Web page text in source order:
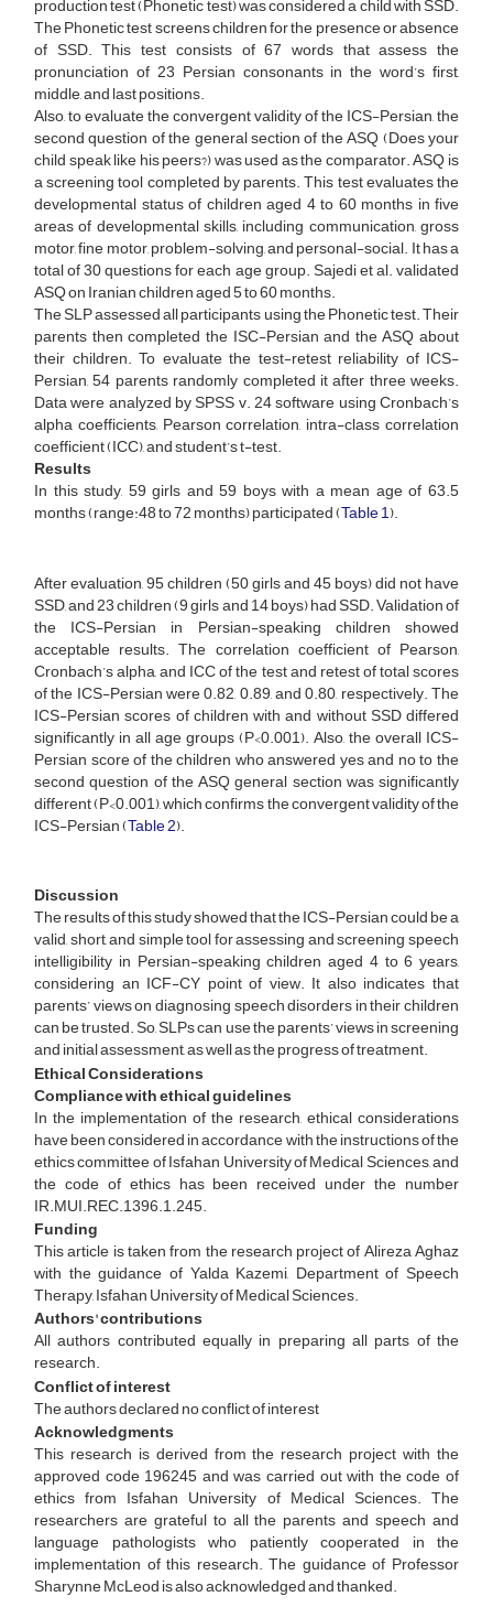
production test (Phonetic test) was considered a child with SSD.
The Phonetic test screens children for the presence or absence
of SSD. This test consists of 67 words that assess the
pronunciation of 23 Persian consonants in the word’s first,
middle, and last positions.
Also, to evaluate the convergent validity of the ICS-Persian, the
second question of the general section of the ASQ (Does your
child speak like his peers?) was used as the comparator. ASQ is
a screening tool completed by parents. This test evaluates the
developmental status of children aged 4 to 60 months in five
areas of developmental skills, including communication, gross
motor, fine motor, problem-solving, and personal-social. It has a
total of 30 questions for each age group. Sajedi et al. validated
ASQ on Iranian children aged 5 to 60 months.
The SLP assessed all participants using the Phonetic test. Their
parents then completed the ISC-Persian and the ASQ about
their children. To evaluate the test-retest reliability of ICS-
Persian, 54 parents randomly completed it after three weeks.
Data were analyzed by SPSS v. 24 software using Cronbach’s
alpha coefficients, Pearson correlation, intra-class correlation
coefficient (ICC), and student’s t-test.
Results
In this study, 59 girls and 59 boys with a mean age of 63.5
months (range:48 to 72 months) participated (Table 1).
After evaluation, 95 children (50 girls and 45 boys) did not have
SSD, and 23 children (9 girls and 14 boys) had SSD. Validation of
the ICS-Persian in Persian-speaking children showed
acceptable results. The correlation coefficient of Pearson,
Cronbach’s alpha, and ICC of the test and retest of total scores
of the ICS-Persian were 0.82, 0.89, and 0.80, respectively. The
ICS-Persian scores of children with and without SSD differed
significantly in all age groups (P<0.001). Also, the overall ICS-
Persian score of the children who answered yes and no to the
second question of the ASQ general section was significantly
different (P<0.001), which confirms the convergent validity of the
ICS-Persian (Table 2).
Discussion
The results of this study showed that the ICS-Persian could be a
valid, short, and simple tool for assessing and screening speech
intelligibility in Persian-speaking children aged 4 to 6 years,
considering an ICF-CY point of view. It also indicates that
parents’ views on diagnosing speech disorders in their children
can be trusted. So, SLPs can use the parents’ views in screening
and initial assessment, as well as the progress of treatment.
Ethical Considerations
Compliance with ethical guidelines
In the implementation of the research, ethical considerations
have been considered in accordance with the instructions of the
ethics committee of Isfahan University of Medical Sciences, and
the code of ethics has been received under the number
IR.MUI.REC.1396.1.245.
Funding
This article is taken from the research project of Alireza Aghaz
with the guidance of Yalda Kazemi, Department of Speech
Therapy, Isfahan University of Medical Sciences.
Authors' contributions
All authors contributed equally in preparing all parts of the
research.
Conflict of interest
The authors declared no conflict of interest
Acknowledgments
This research is derived from the research project with the
approved code 196245 and was carried out with the code of
ethics from Isfahan University of Medical Sciences. The
researchers are grateful to all the parents and speech and
language pathologists who patiently cooperated in the
implementation of this research. The guidance of Professor
Sharynne McLeod is also acknowledged and thanked.